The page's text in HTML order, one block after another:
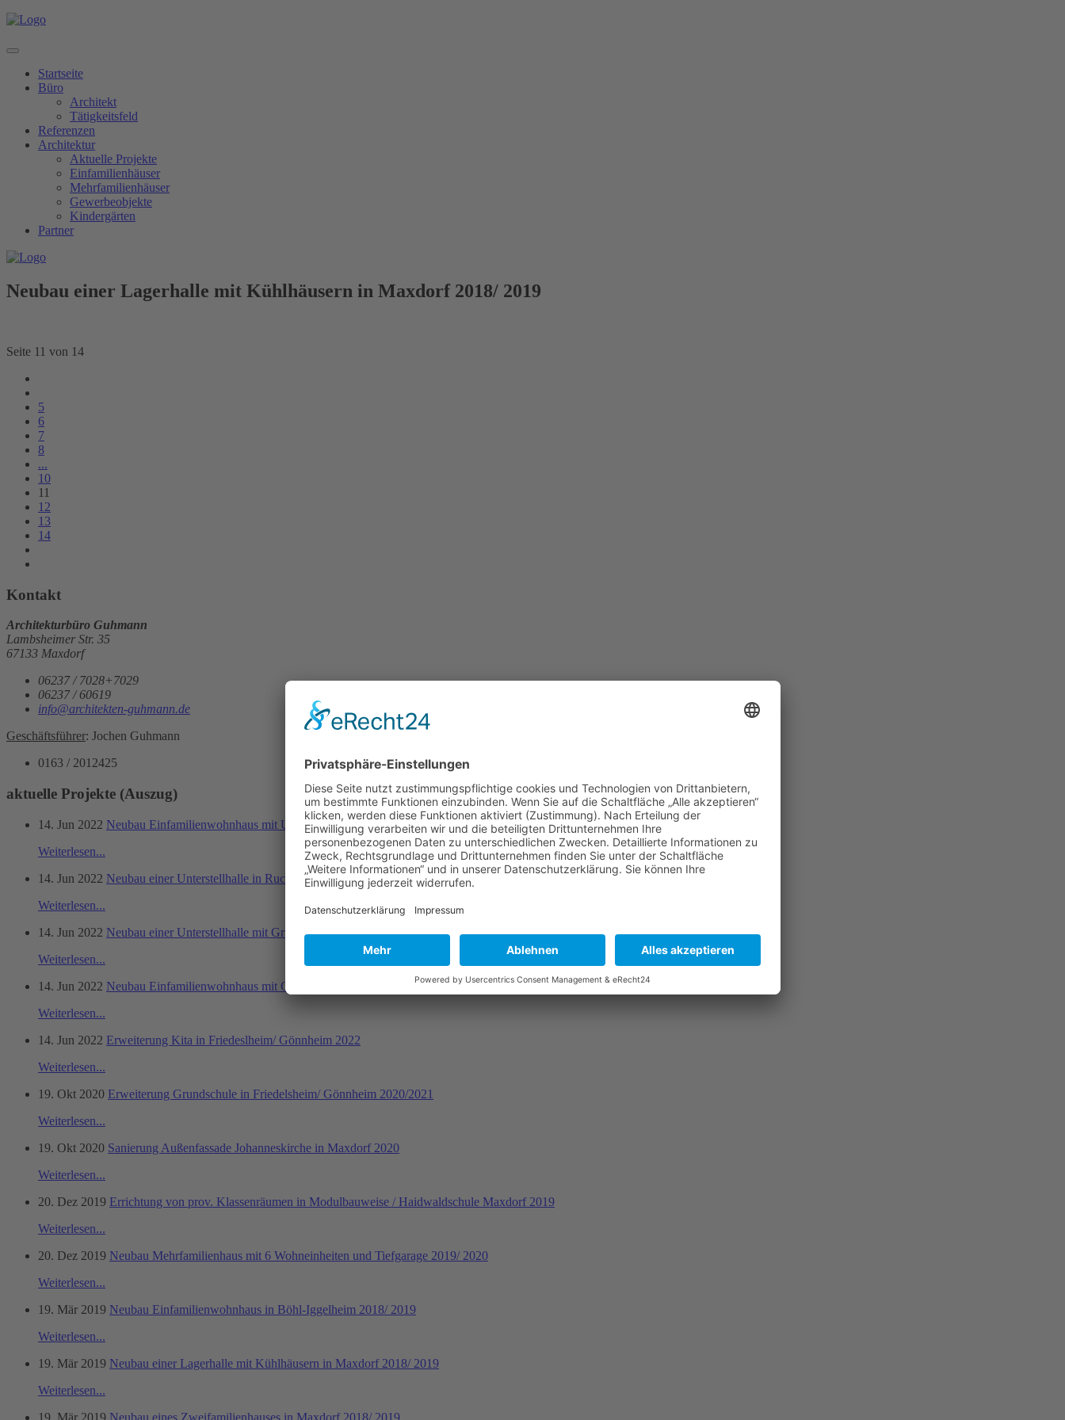
Startseite
Büro
Architekt
Tätigkeitsfeld
Referenzen
Architektur
Aktuelle Projekte
Einfamilienhäuser
Mehrfamilienhäuser
Gewerbeobjekte
Kindergärten
Partner
Neubau einer Lagerhalle mit Kühlhäusern in Maxdorf 2018/ 2019
Seite 11 von 14
5
6
7
8
...
10
11
12
13
14
Kontakt
Architekturbüro Guhmann
Lambsheimer Str. 35
67133 Maxdorf
06237 / 7028+7029
06237 / 60619
info@architekten-guhmann.de
Geschäftsführer: Jochen Guhmann
0163 / 2012425
aktuelle Projekte (Auszug)
14. Jun 2022 Neubau Einfamilienwohnhaus mit Unterkellerung in Birkenheide 2022
Weiterlesen...
14. Jun 2022 Neubau einer Unterstellhalle in Ruchheim 2021
Weiterlesen...
14. Jun 2022 Neubau einer Unterstellhalle mit Gruben in Maxdorf 2021/2022
Weiterlesen...
14. Jun 2022 Neubau Einfamilienwohnhaus mit Garage in Eppstein 2022
Weiterlesen...
14. Jun 2022 Erweiterung Kita in Friedeslheim/ Gönnheim 2022
Weiterlesen...
19. Okt 2020 Erweiterung Grundschule in Friedelsheim/ Gönnheim 2020/2021
Weiterlesen...
19. Okt 2020 Sanierung Außenfassade Johanneskirche in Maxdorf 2020
Weiterlesen...
20. Dez 2019 Errichtung von prov. Klassenräumen in Modulbauweise / Haidwaldschule Maxdorf 2019
Weiterlesen...
20. Dez 2019 Neubau Mehrfamilienhaus mit 6 Wohneinheiten und Tiefgarage 2019/ 2020
Weiterlesen...
19. Mär 2019 Neubau Einfamilienwohnhaus in Böhl-Iggelheim 2018/ 2019
Weiterlesen...
19. Mär 2019 Neubau einer Lagerhalle mit Kühlhäusern in Maxdorf 2018/ 2019
Weiterlesen...
19. Mär 2019 Neubau eines Zweifamilienhauses in Maxdorf 2018/ 2019